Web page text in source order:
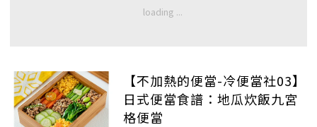
【不加熱的便當-冷便當社03】
日式便當食譜：地瓜炊飯九宮
格便當